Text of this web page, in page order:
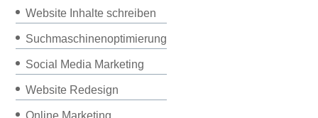
Website Inhalte schreiben
Suchmaschinenoptimierung
Social Media Marketing
Website Redesign